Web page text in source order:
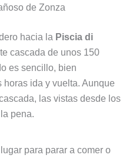
de Zonza
hacia la Piscia di
cascada de unos 150
es sencillo, bien
ida y vuelta. Aunque
las vistas desde los
pena.
para parar a comer o